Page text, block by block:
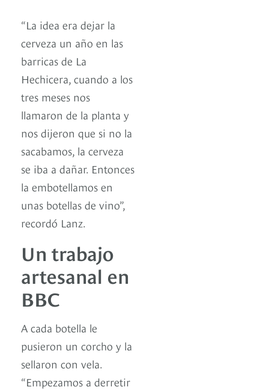
“La idea era dejar la
cerveza un año en las
barricas de La
Hechicera, cuando a los
tres meses nos
llamaron de la planta y
nos dijeron que si no la
sacabamos, la cerveza
se iba a dañar. Entonces
la embotellamos en
unas botellas de vino”,
recordó Lanz.
Un trabajo
artesanal en
BBC
A cada botella le
pusieron un corcho y la
sellaron con vela.
“Empezamos a derretir